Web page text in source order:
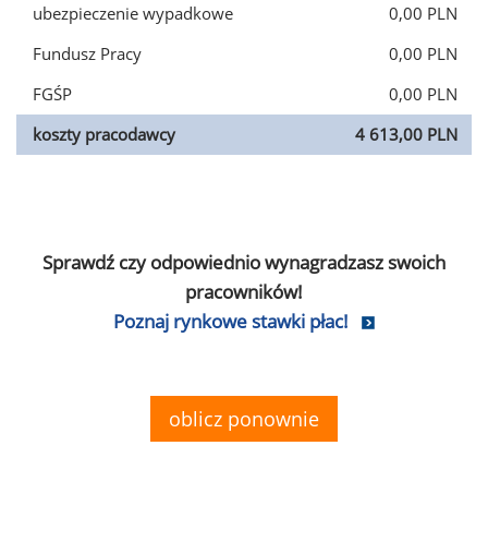
ubezpieczenie wypadkowe
0,00 PLN
Fundusz Pracy
0,00 PLN
FGŚP
0,00 PLN
koszty pracodawcy
4 613,00 PLN
Sprawdź czy odpowiednio wynagradzasz swoich
pracowników!
Poznaj rynkowe stawki płac!
oblicz ponownie